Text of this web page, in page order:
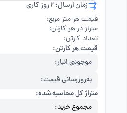
زمان ارسال: 2 روز کاری
قیمت هر متر مربع:
متراژ در هر کارتن:
تعداد کارتن:
قیمت هر کارتن:
موجودی انبار:
به‌روزرسانی قیمت:
متراژ کل محاسبه شده:
مجموع خرید: